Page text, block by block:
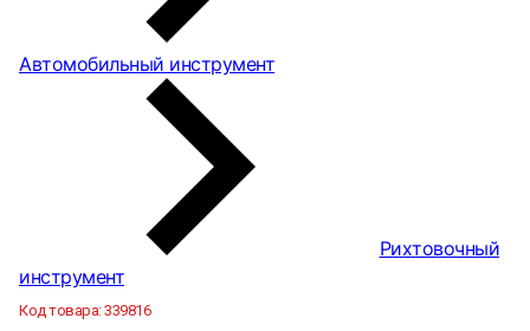
Автомобильный инструмент
Рихтовочный
инструмент
Код товара:339816